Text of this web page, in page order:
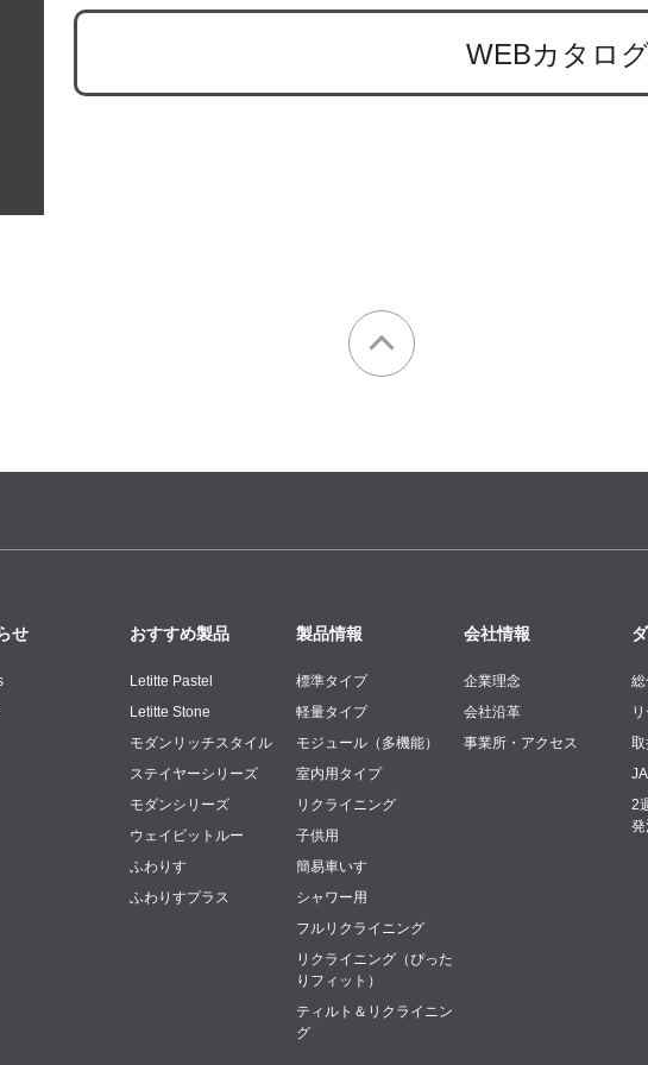
WEBカタロ
せ おすすめ製品
Letitte Pastel
Letitte Stone
モダンリッチスタイル
ステイヤーシリーズ
モダンシリーズ
ウェイビットルー
ふわりす
ふわりすプラス
製品情報
標準タイプ
軽量タイプ
モジュール（多機能）
室内用タイプ
リクライニング
子供用
簡易車いす
シャワー用
フルリクライニング
リクライニング（ぴった
りフィット）
ティルト＆リクライニン
グ
会社情報
企業理念
会社沿革
事業所・アクセス
2